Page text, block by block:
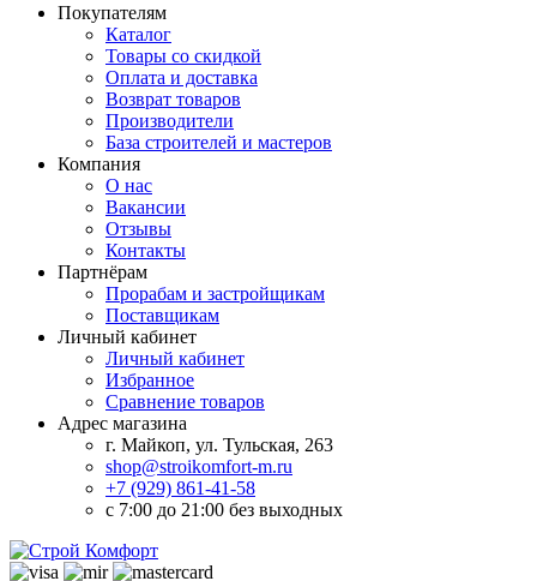
Покупателям
Каталог
Товары со скидкой
Оплата и доставка
Возврат товаров
Производители
База строителей и мастеров
Компания
О нас
Вакансии
Отзывы
Контакты
Партнёрам
Прорабам и застройщикам
Поставщикам
Личный кабинет
Личный кабинет
Избранное
Сравнение товаров
Адрес магазина
г. Майкоп, ул. Тульская, 263
shop@stroikomfort-m.ru
+7 (929) 861-41-58
с 7:00 до 21:00 без выходных